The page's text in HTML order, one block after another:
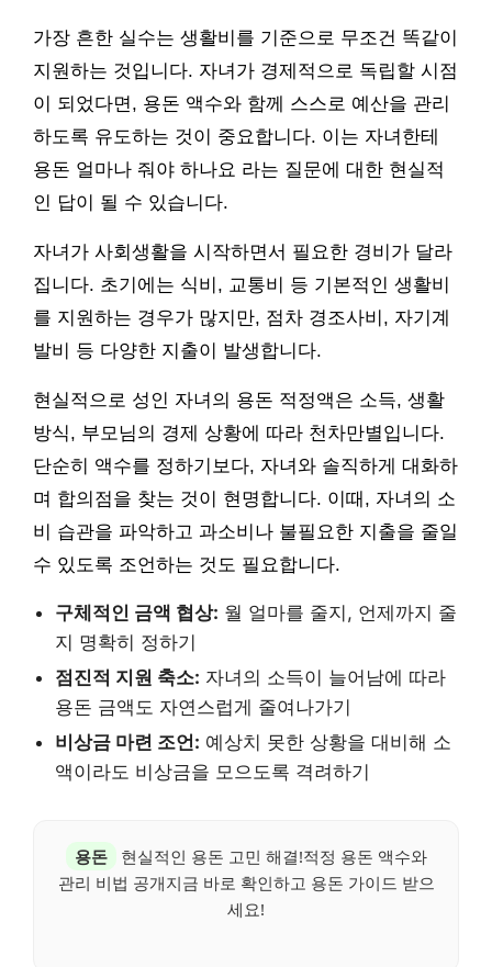
가장 흔한 실수는 생활비를 기준으로 무조건 똑같이
지원하는 것입니다. 자녀가 경제적으로 독립할 시점
이 되었다면, 용돈 액수와 함께 스스로 예산을 관리
하도록 유도하는 것이 중요합니다. 이는 자녀한테
용돈 얼마나 줘야 하나요 라는 질문에 대한 현실적
인 답이 될 수 있습니다.
자녀가 사회생활을 시작하면서 필요한 경비가 달라
집니다. 초기에는 식비, 교통비 등 기본적인 생활비
를 지원하는 경우가 많지만, 점차 경조사비, 자기계
발비 등 다양한 지출이 발생합니다.
현실적으로 성인 자녀의 용돈 적정액은 소득, 생활
방식, 부모님의 경제 상황에 따라 천차만별입니다.
단순히 액수를 정하기보다, 자녀와 솔직하게 대화하
며 합의점을 찾는 것이 현명합니다. 이때, 자녀의 소
비 습관을 파악하고 과소비나 불필요한 지출을 줄일
수 있도록 조언하는 것도 필요합니다.
구체적인 금액 협상: 월 얼마를 줄지, 언제까지 줄
지 명확히 정하기
점진적 지원 축소: 자녀의 소득이 늘어남에 따라
용돈 금액도 자연스럽게 줄여나가기
비상금 마련 조언: 예상치 못한 상황을 대비해 소
액이라도 비상금을 모으도록 격려하기
용돈
현실적인 용돈 고민 해결!적정 용돈 액수와
관리 비법 공개지금 바로 확인하고 용돈 가이드 받으
세요!